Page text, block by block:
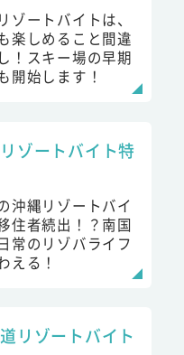
ゾートバイトは、
楽しめること間違
！スキー場の早期
開始します！
ゾートバイト特
沖縄リゾートバイ
住者続出！？南国
常のリゾバライフ
える！
リゾートバイト